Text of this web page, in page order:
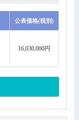
公表価格(税別)
16,030,000円